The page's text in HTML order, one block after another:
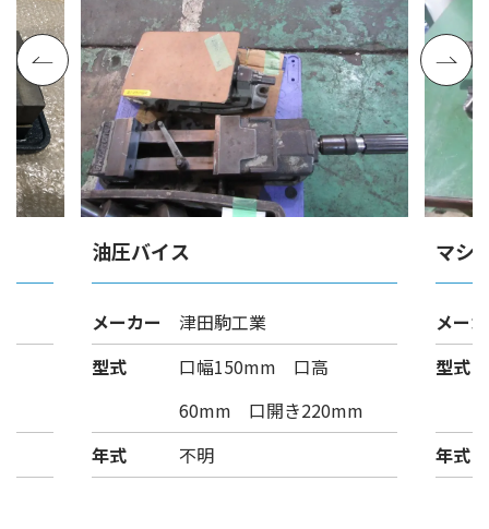
油圧バイス
メーカー
津田駒工業
型式
口幅150mm 口高
60mm 口開き220mm
年式
不明
マシ
メー
型式
年式